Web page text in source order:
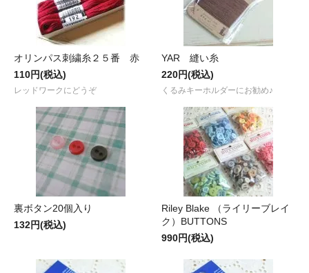
オリンパス刺繍糸２５番 赤
110円(税込)
レッドワークにどうぞ
YAR 縫い糸
220円(税込)
くるみキーホルダーにお勧め♪
裏ボタン20個入り
132円(税込)
Riley Blake （ライリーブレイ
ク）BUTTONS
990円(税込)